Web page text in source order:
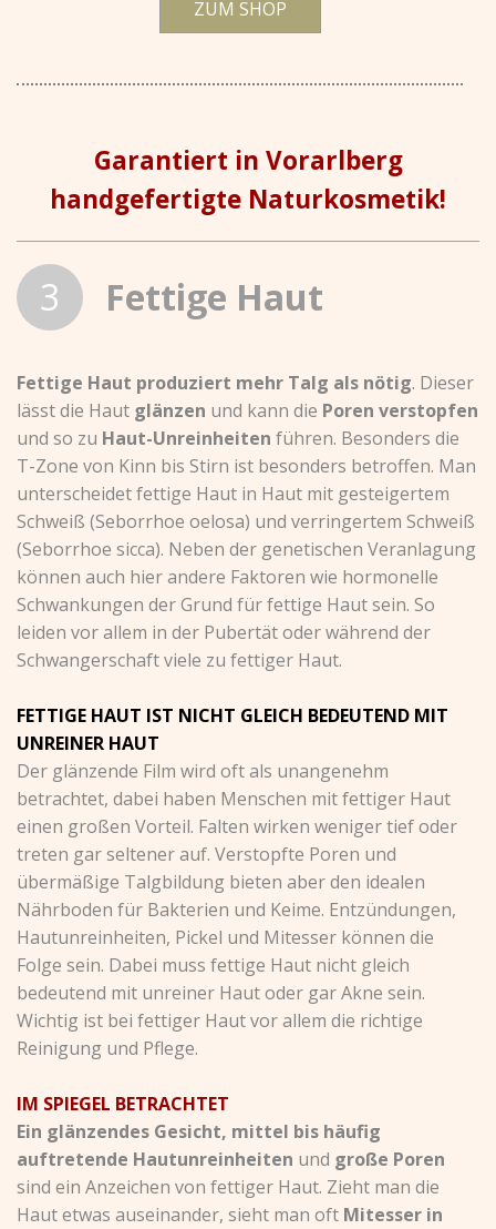
ZUM SHOP
Garantiert in Vorarlberg
handgefertigte Naturkosmetik!
3 Fettige Haut
Fettige Haut produziert mehr Talg als nötig. Dieser
lässt die Haut glänzen und kann die Poren verstopfen
und so zu Haut-Unreinheiten führen. Besonders die
T-Zone von Kinn bis Stirn ist besonders betroffen. Man
unterscheidet fettige Haut in Haut mit gesteigertem
Schweiß (Seborrhoe oelosa) und verringertem Schweiß
(Seborrhoe sicca). Neben der genetischen Veranlagung
können auch hier andere Faktoren wie hormonelle
Schwankungen der Grund für fettige Haut sein. So
leiden vor allem in der Pubertät oder während der
Schwangerschaft viele zu fettiger Haut.
FETTIGE HAUT IST NICHT GLEICH BEDEUTEND MIT
UNREINER HAUT
Der glänzende Film wird oft als unangenehm
betrachtet, dabei haben Menschen mit fettiger Haut
einen großen Vorteil. Falten wirken weniger tief oder
treten gar seltener auf. Verstopfte Poren und
übermäßige Talgbildung bieten aber den idealen
Nährboden für Bakterien und Keime. Entzündungen,
Hautunreinheiten, Pickel und Mitesser können die
Folge sein. Dabei muss fettige Haut nicht gleich
bedeutend mit unreiner Haut oder gar Akne sein.
Wichtig ist bei fettiger Haut vor allem die richtige
Reinigung und Pflege.
IM SPIEGEL BETRACHTET
Ein glänzendes Gesicht, mittel bis häufig
auftretende Hautunreinheiten und große Poren
sind ein Anzeichen von fettiger Haut. Zieht man die
Haut etwas auseinander, sieht man oft Mitesser in